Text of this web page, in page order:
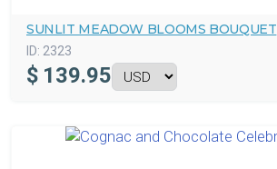
SUNLIT MEADOW BLOOMS BOUQUET
ID: 2323
$ 139.95